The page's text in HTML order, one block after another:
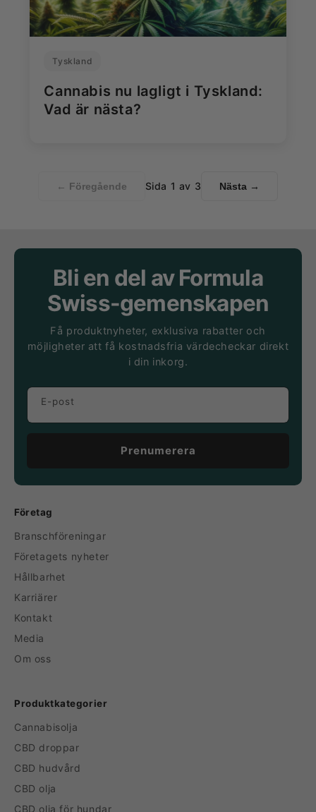
Tyskland
Cannabis nu lagligt i Tyskland:
Vad är nästa?
← Föregående Sida 1 av 3 Nästa →
Bli en del av Formula
Swiss-gemenskapen
Få produktnyheter, exklusiva rabatter och
möjligheter att få kostnadsfria värdecheckar direkt
i din inkorg.
E-post
Prenumerera
Företag
Branschföreningar
Företagets nyheter
Hållbarhet
Karriärer
Kontakt
Media
Om oss
Produktkategorier
Cannabisolja
CBD droppar
CBD hudvård
CBD olja
CBD olja för hundar